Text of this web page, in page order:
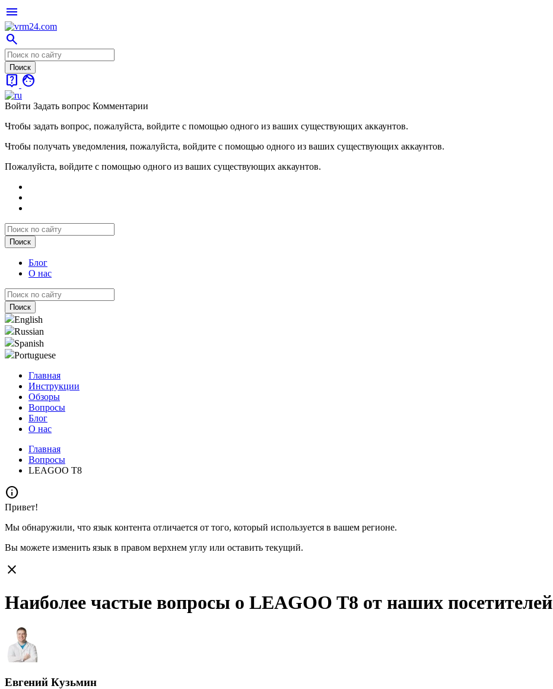
menu
search
live_help face
Войти Задать вопрос Комментарии
Чтобы задать вопрос, пожалуйста, войдите с помощью одного из ваших существующих аккаунтов.
Чтобы получать уведомления, пожалуйста, войдите с помощью одного из ваших существующих аккаунтов.
Пожалуйста, войдите с помощью одного из ваших существующих аккаунтов.
Блог
О нас
English
Russian
Spanish
Portuguese
Главная
Инструкции
Обзоры
Вопросы
Блог
О нас
Главная
Вопросы
LEAGOO T8
info
Привет!
Мы обнаружили, что язык контента отличается от того, который используется в вашем регионе.
Вы можете изменить язык в правом верхнем углу или оставить текущий.
close
Наиболее частые вопросы о LEAGOO T8 от наших посетителей
Евгений Кузьмин